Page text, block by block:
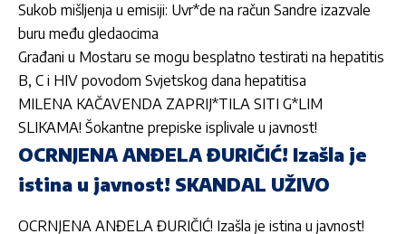
Sukob mišljenja u emisiji: Uvr*de na račun Sandre izazvale
buru među gledaocima
Građani u Mostaru se mogu besplatno testirati na hepatitis
B, C i HIV povodom Svjetskog dana hepatitisa
MILENA KAČAVENDA ZAPRIJ*TILA SITI G*LIM
SLIKAMA! Šokantne prepiske isplivale u javnost!
OCRNJENA ANĐELA ĐURIČIĆ! Izašla je
istina u javnost! SKANDAL UŽIVO
OCRNJENA ANĐELA ĐURIČIĆ! Izašla je istina u javnost!